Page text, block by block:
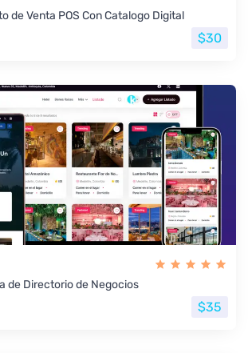
de Venta POS Con Catalogo Digital
$30
de Directorio de Negocios
$35